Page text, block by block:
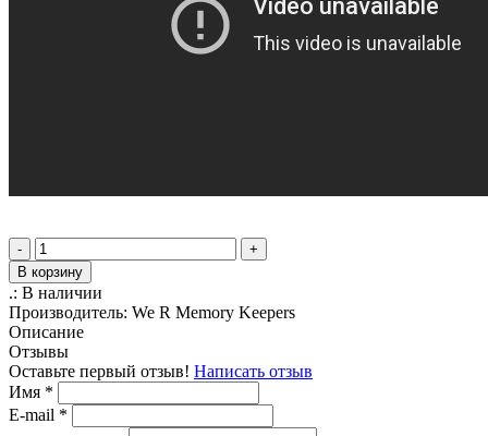
-
+
В корзину
.: В наличии
Производитель: We R Memory Keepers
Описание
Отзывы
Оставьте первый отзыв! Написать отзыв
Имя *
E-mail *